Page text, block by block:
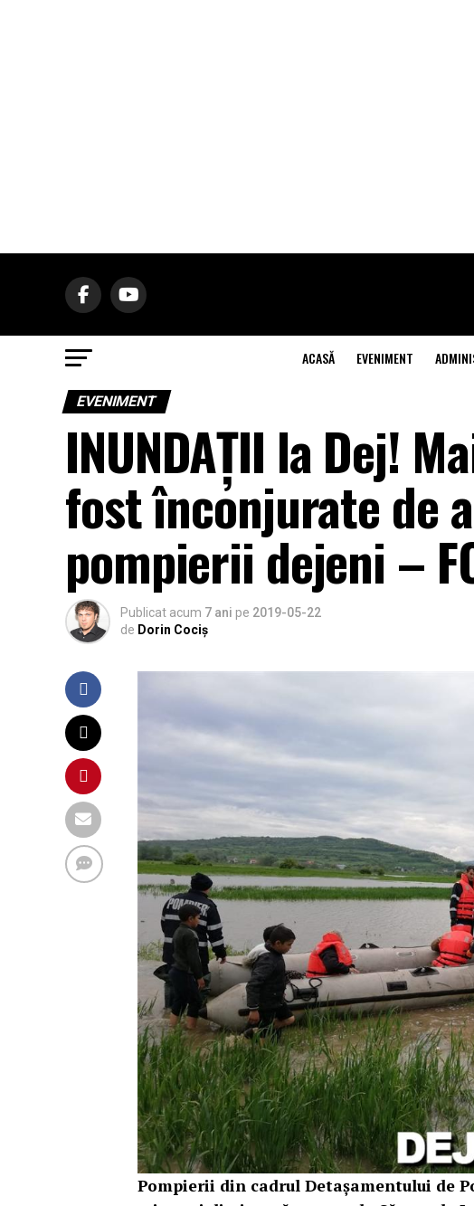
ACASĂ EVENIMENT
EVENIMENT
INUNDAȚII la Dej!
fost înconjurate de
pompierii dejeni –
Publicat acum 7 ani pe 2019-05-22
de Dorin Cociș
Pompierii din cadrul Detașamentului de